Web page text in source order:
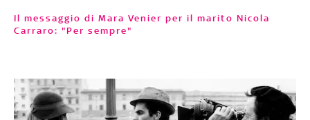
Il messaggio di Mara Venier per il marito Nicola
Carraro: "Per sempre"